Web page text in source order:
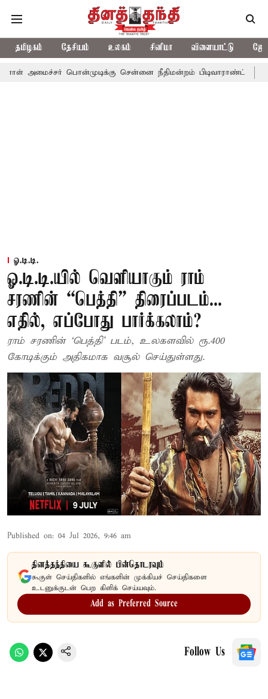
தமிழகம் தேசியம் உலகம் சினிமா விளையாட்டு
பொன்முடிக்கு சென்னை நீதிமன்றம் பிடிவாராண்ட் தொலைநோக்கு
ஓ.டி.டி.
ஓ.டி.டி.யில் வெளியாகும் ராம்
சரணின் “பெத்தி” திரைப்படம்...
எதில், எப்போது பார்க்கலாம்?
ராம் சரணின் ‘பெத்தி’ படம், உலகளவில் ரூ.400
கோடிக்கும் அதிகமாக வசூல் செய்துள்ளது.
Published on: 04 Jul 2026, 9:46 am
தினத்தந்தியை கூகுளில் பின்தொடரவும்
கூகுள் செய்திகளில் எங்களின் முக்கியச் செய்திகளை
உடனுக்குடன் பெற கிளிக் செய்யவும்.
Add as Preferred Source
Follow Us